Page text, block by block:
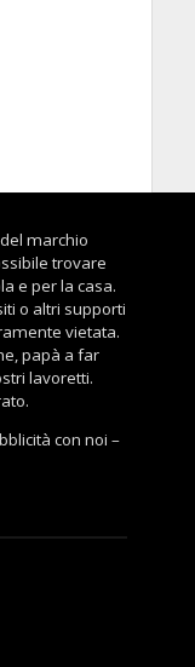
marchio
trovare
e per la casa.
o altri supporti
vietata.
papà a far
lavoretti.
con noi –